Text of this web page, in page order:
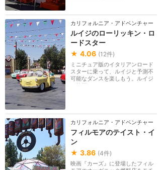
カリフォルニア・アドベンチャー
ルイジのローリッキン・ロ
ードスター
★ 4.06 (12件)
ミニチュア版のイタリアンロード
スターに乗って、ルイジと予測不
可能なダンスを楽しもう。ルイジ
が故郷のイタリア...
カリフォルニア・アドベンチャー
フィルモアのテイスト・イ
ン
★ 3.86 (4件)
映画『カーズ』に登場したフィル